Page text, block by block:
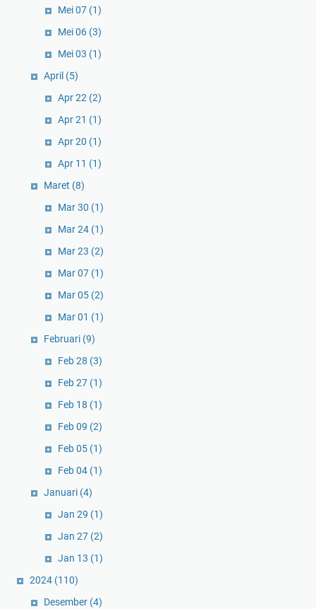
Mei 07 (1)
Mei 06 (3)
Mei 03 (1)
April (5)
Apr 22 (2)
Apr 21 (1)
Apr 20 (1)
Apr 11 (1)
Maret (8)
Mar 30 (1)
Mar 24 (1)
Mar 23 (2)
Mar 07 (1)
Mar 05 (2)
Mar 01 (1)
Februari (9)
Feb 28 (3)
Feb 27 (1)
Feb 18 (1)
Feb 09 (2)
Feb 05 (1)
Feb 04 (1)
Januari (4)
Jan 29 (1)
Jan 27 (2)
Jan 13 (1)
2024 (110)
Desember (4)